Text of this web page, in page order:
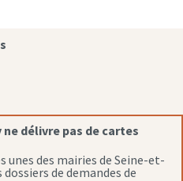
ne délivre pas de cartes
unes des mairies de Seine-et-
de demandes de